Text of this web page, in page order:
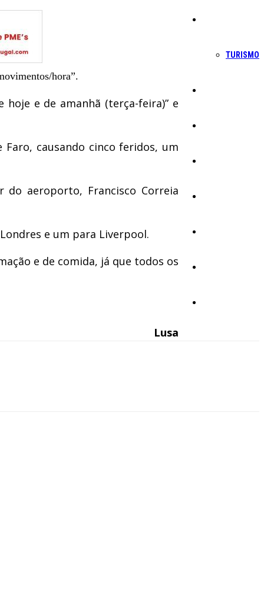
TURISMO
hora”.
e de amanhã (terça-feira)” e
causando cinco feridos, um
aeroporto, Francisco Correia
e um para Liverpool.
e de comida, já que todos os
Lusa